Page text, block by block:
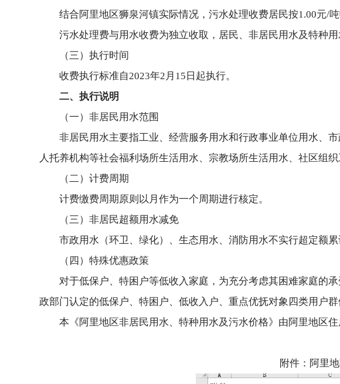
结合阿里地区狮泉河镇实际情况，污水处理收费居民按1.00元/
污水处理费与用水收费为独立收取，居民、非居民用水及特种用
（三）执行时间
收费执行标准自2023年2月15日起执行。
二、执行说明
（一）非居民用水范围
非居民用水主要指工业、经营服务用水和行政事业单位用水、
人托养机构等社会福利场所生活用水、宗教场所生活用水、社区组
（二）计费周期
计费缴费周期原则以月作为一个周期进行核定。
（三）非居民超额用水减免
市政用水（环卫、绿化）、生态用水、消防用水不实行超定额累
（四）特殊优惠政策
对于低保户、特困户等低收入家庭，为充分考虑其困难家庭的
政部门认定的低保户、特困户、低收入户、重点优抚对象四类用户群
本《阿里地区非居民用水、特种用水及污水价格》由阿里地区
附件：阿里